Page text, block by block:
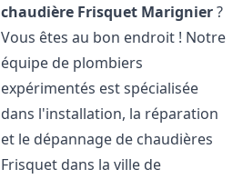
chaudière Frisquet Marignier?
Vous êtes au bon endroit ! Notre
équipe de plombiers
expérimentés est spécialisée
dans l'installation, la réparation
et le dépannage de chaudières
Frisquet dans la ville de